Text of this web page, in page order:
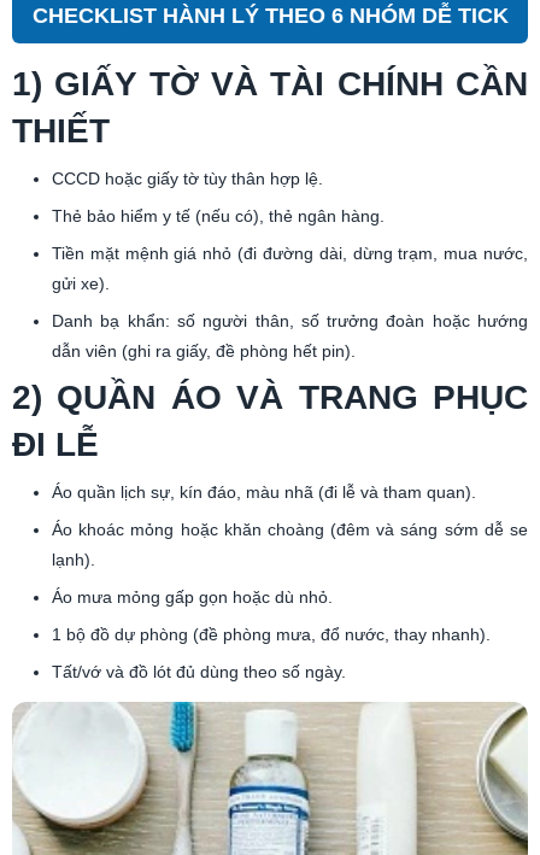
CHECKLIST HÀNH LÝ THEO 6 NHÓM DỄ TICK
1) GIẤY TỜ VÀ TÀI CHÍNH CẦN
THIẾT
CCCD hoặc giấy tờ tùy thân hợp lệ.
Thẻ bảo hiểm y tế (nếu có), thẻ ngân hàng.
Tiền mặt mệnh giá nhỏ (đi đường dài, dừng trạm, mua nước,
gửi xe).
Danh bạ khẩn: số người thân, số trưởng đoàn hoặc hướng
dẫn viên (ghi ra giấy, đề phòng hết pin).
2) QUẦN ÁO VÀ TRANG PHỤC
ĐI LỄ
Áo quần lịch sự, kín đáo, màu nhã (đi lễ và tham quan).
Áo khoác mỏng hoặc khăn choàng (đêm và sáng sớm dễ se
lạnh).
Áo mưa mỏng gấp gọn hoặc dù nhỏ.
1 bộ đồ dự phòng (đề phòng mưa, đổ nước, thay nhanh).
Tất/vớ và đồ lót đủ dùng theo số ngày.